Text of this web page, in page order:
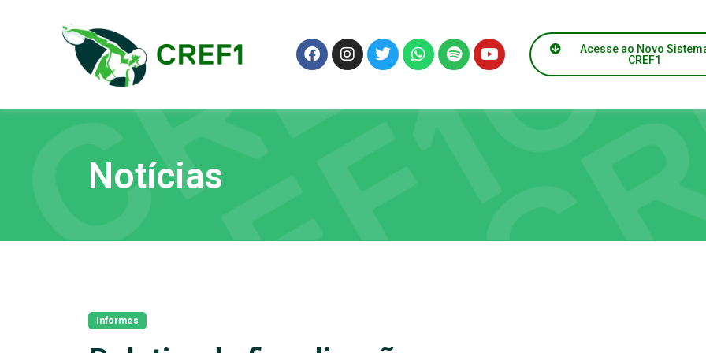
Acesse ao Novo
CREF1
Notícias
Informes